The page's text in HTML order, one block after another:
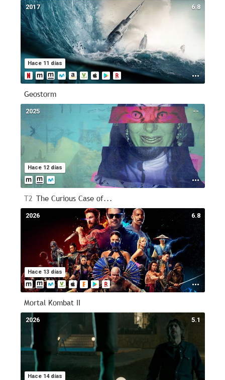
6.8
Hace 11 días
2017
Geostorm
--
Hace 12 días
2025
T2 The Curious Case of...
6.8
Hace 13 días
2026
Mortal Kombat II
5.1
Hace 14 días
2026